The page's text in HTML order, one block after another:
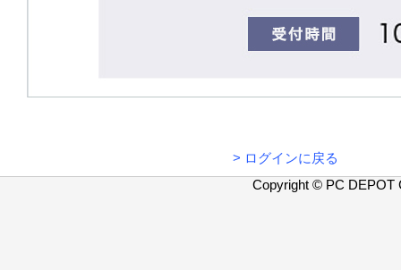
> ログインに戻る
Copyright © PC DEPOT